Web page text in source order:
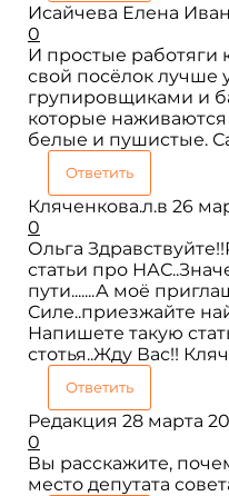
Исайчева Елена
0
И простые работяги
свой посёлок лучше
групировщиками и
которые наживаются
белые и пушистые.
Ответить
Кляченкова.л.в 26
0
Ольга
статьи про
пути.......А моё
Силе..приезжайте
Напишете такую
стотья..Жду Вас!!
Ответить
Редакция 28 марта
0
Вы расскажите,
место депутата